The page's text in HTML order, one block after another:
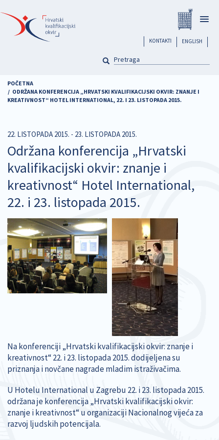
na
glavni
sadržaj
ENGLISH
header
KONTAKTI
PRETRAGA
POČETNA
ODRŽANA KONFERENCIJA „HRVATSKI KVALIFIKACIJSKI OKVIR: ZNANJE I
KREATIVNOST“ HOTEL INTERNATIONAL, 22. I 23. LISTOPADA 2015.
22. LISTOPADA 2015. - 23. LISTOPADA 2015.
Održana konferencija „Hrvatski
kvalifikacijski okvir: znanje i
kreativnost“ Hotel International,
22. i 23. listopada 2015.
Na konferenciji „Hrvatski kvalifikacijski okvir: znanje i
kreativnost“ 22. i 23. listopada 2015. dodijeljena su
priznanja i novčane nagrade mladim istraživačima.
U Hotelu International u Zagrebu 22. i 23. listopada 2015.
održana je konferencija „Hrvatski kvalifikacijski okvir:
znanje i kreativnost“ u organizaciji Nacionalnog vijeća za
razvoj ljudskih potencijala.